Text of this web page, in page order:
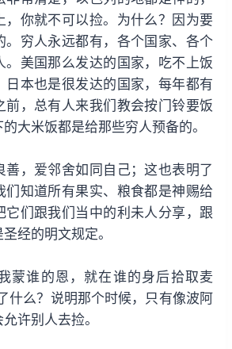
，你就不可以捡。为什么？因为要
。穷人永远都有，各个国家、各个
。美国那么发达的国家，吃不上饭
日本也是很发达的国家，每年都有
前，总有人来我们教会按门铃要饭
大米饭都是给那些穷人预备的。
善，爱邻舍如同自己；这也表明了
们知道所有果实、粮食都是神赐给
它们跟我们当中的利未人分享，跟
经的明文规定。
蒙谁的恩，就在谁的身后拾取麦
什么？说明那个时候，只有像波阿
许别人去捡。